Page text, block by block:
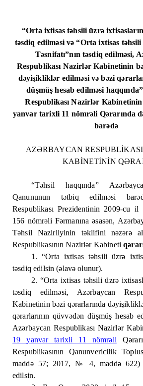
“Orta ixtisas təhsili üzrə
təsdiq edilməsi və “Orta ixtisas
Təsnifatı”nın təsdiq edilməsi,
Respublikası Nazirlər Kabinetinin
dəyişikliklər edilməsi və bəzi
düşmüş hesab edilməsi
Respublikası Nazirlər
yanvar tarixli 11 nömrəli Qərarında
barədə
AZƏRBAYCAN
KABİNETİNİN
“Təhsil haqqında”
Qanununun tətbiq edilməsi
Respublikası Prezidentinin 2009-cu
156 nömrəli Fərmanına əsasən,
Təhsil Nazirliyinin təklifini nəzərə
Respublikasının Nazirlər Kabineti
1. “Orta ixtisas təhsili üzrə
təsdiq edilsin (əlavə olunur).
2. “Orta ixtisas təhsili üzrə
təsdiq edilməsi, Azərbaycan
Kabinetinin bəzi qərarlarında
qərarlarının qüvvədən düşmüş hesab
Azərbaycan Respublikası Nazirlər
19 yanvar tarixli 11 nömrəli
Respublikasının Qanunvericilik
maddə 57; 2017, № 4, maddə 622)
edilsin.